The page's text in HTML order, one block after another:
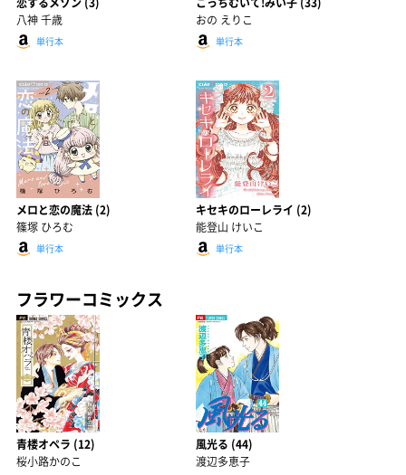
八神 千歳
単行本
おの えりこ
単行本
メロと恋の魔法 (2)
篠塚 ひろむ
単行本
キセキのローレライ (2)
能登山 けいこ
単行本
フラワーコミックス
青楼オペラ (12)
桜小路かのこ
風光る (44)
渡辺多恵子